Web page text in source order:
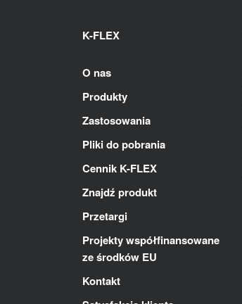
K-FLEX
O nas
Produkty
Zastosowania
Pliki do pobrania
Cennik K-FLEX
Znajdź produkt
Przetargi
Projekty współfinansowane
ze środków EU
Kontakt